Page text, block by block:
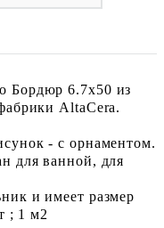
Бордюр 6.7х50 из
AltaCera.
- с орнаментом.
для ванной, для
и имеет размер
; 1 м2